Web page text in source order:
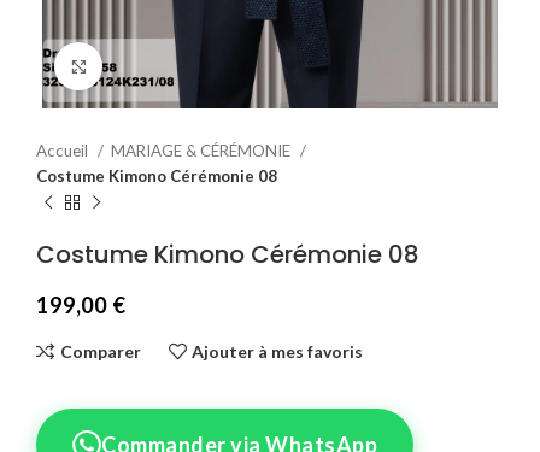
Agrandir
Accueil
MARIAGE & CÉRÉMONIE
Costume Kimono Cérémonie 08
Costume Kimono Cérémonie 08
199,00 €
Comparer Ajouter à mes favoris
Commander via WhatsApp